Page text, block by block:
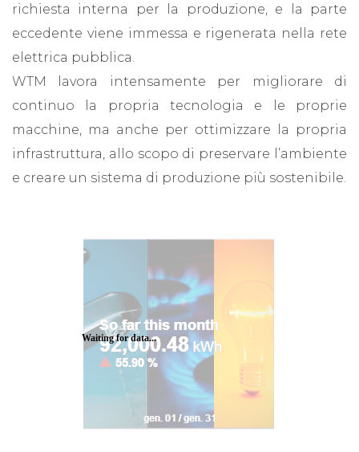
richiesta interna per la produzione, e la parte
eccedente viene immessa e rigenerata nella rete
elettrica pubblica.
WTM lavora intensamente per migliorare di
continuo la propria tecnologia e le proprie
macchine, ma anche per ottimizzare la propria
infrastruttura, allo scopo di preservare l’ambiente
e creare un sistema di produzione più sostenibile.